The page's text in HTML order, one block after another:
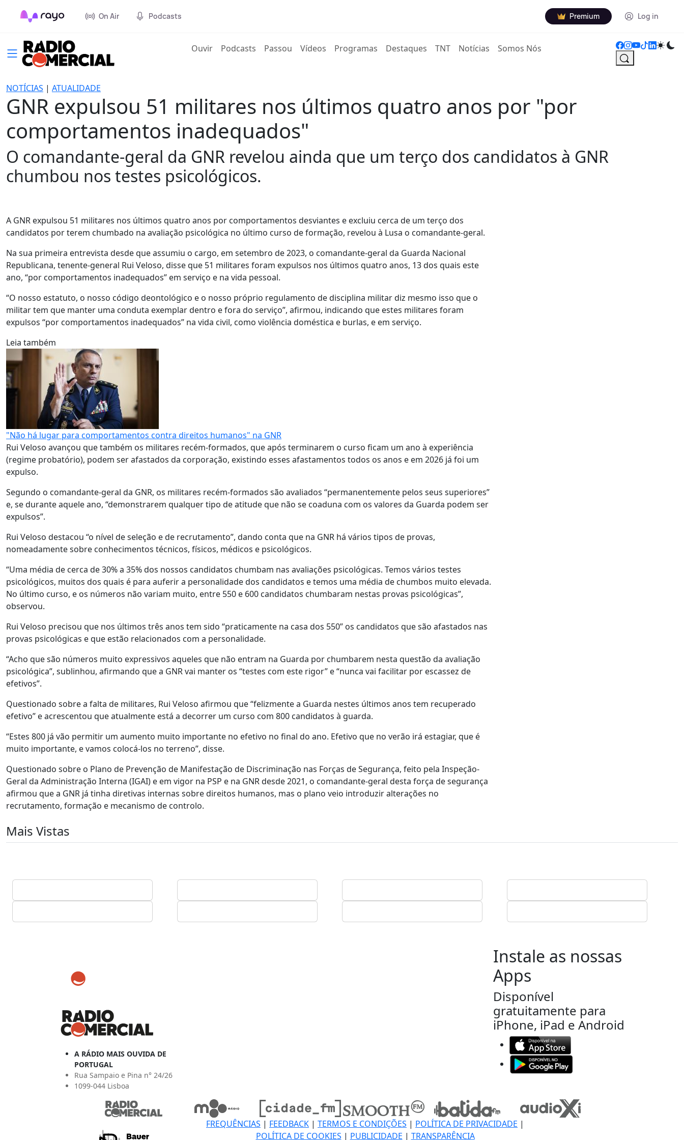
On Air Podcasts Premium Log in
Ouvir(current)
Podcasts Passou Vídeos Programas Destaques TNT Notícias Somos Nós
NOTÍCIAS | ATUALIDADE
GNR expulsou 51 militares nos últimos quatro anos por "por
comportamentos inadequados"
O comandante-geral da GNR revelou ainda que um terço dos candidatos à GNR
chumbou nos testes psicológicos.
A GNR expulsou 51 militares nos últimos quatro anos por comportamentos desviantes e excluiu cerca de um terço dos
candidatos por terem chumbado na avaliação psicológica no último curso de formação, revelou à Lusa o comandante-geral.
Na sua primeira entrevista desde que assumiu o cargo, em setembro de 2023, o comandante-geral da Guarda Nacional
Republicana, tenente-general Rui Veloso, disse que 51 militares foram expulsos nos últimos quatro anos, 13 dos quais este
ano, “por comportamentos inadequados” em serviço e na vida pessoal.
“O nosso estatuto, o nosso código deontológico e o nosso próprio regulamento de disciplina militar diz mesmo isso que o
militar tem que manter uma conduta exemplar dentro e fora do serviço”, afirmou, indicando que estes militares foram
expulsos “por comportamentos inadequados” na vida civil, como violência doméstica e burlas, e em serviço.
Leia também
"Não há lugar para comportamentos contra direitos humanos" na GNR
Rui Veloso avançou que também os militares recém-formados, que após terminarem o curso ficam um ano à experiência
(regime probatório), podem ser afastados da corporação, existindo esses afastamentos todos os anos e em 2026 já foi um
expulso.
Segundo o comandante-geral da GNR, os militares recém-formados são avaliados “permanentemente pelos seus superiores”
e, se durante aquele ano, “demonstrarem qualquer tipo de atitude que não se coaduna com os valores da Guarda podem ser
expulsos”.
Rui Veloso destacou “o nível de seleção e de recrutamento”, dando conta que na GNR há vários tipos de provas,
nomeadamente sobre conhecimentos técnicos, físicos, médicos e psicológicos.
“Uma média de cerca de 30% a 35% dos nossos candidatos chumbam nas avaliações psicológicas. Temos vários testes
psicológicos, muitos dos quais é para auferir a personalidade dos candidatos e temos uma média de chumbos muito elevada.
No último curso, e os números não variam muito, entre 550 e 600 candidatos chumbaram nestas provas psicológicas”,
observou.
Rui Veloso precisou que nos últimos três anos tem sido “praticamente na casa dos 550” os candidatos que são afastados nas
provas psicológicas e que estão relacionados com a personalidade.
“Acho que são números muito expressivos aqueles que não entram na Guarda por chumbarem nesta questão da avaliação
psicológica”, sublinhou, afirmando que a GNR vai manter os “testes com este rigor” e “nunca vai facilitar por escassez de
efetivos”.
Questionado sobre a falta de militares, Rui Veloso afirmou que “felizmente a Guarda nestes últimos anos tem recuperado
efetivo” e acrescentou que atualmente está a decorrer um curso com 800 candidatos à guarda.
“Estes 800 já vão permitir um aumento muito importante no efetivo no final do ano. Efetivo que no verão irá estagiar, que é
muito importante, e vamos colocá-los no terreno”, disse.
Questionado sobre o Plano de Prevenção de Manifestação de Discriminação nas Forças de Segurança, feito pela Inspeção-
Geral da Administração Interna (IGAI) e em vigor na PSP e na GNR desde 2021, o comandante-geral desta força de segurança
afirmou que a GNR já tinha diretivas internas sobre direitos humanos, mas o plano veio introduzir alterações no
recrutamento, formação e mecanismo de controlo.
Mais Vistas
A RÁDIO MAIS OUVIDA DE
PORTUGAL
Rua Sampaio e Pina n° 24/26
1099-044 Lisboa
Instale as nossas
Apps
Disponível
gratuitamente para
iPhone, iPad e Android
FREQUÊNCIAS | FEEDBACK | TERMOS E CONDIÇÕES | POLÍTICA DE PRIVACIDADE |
POLÍTICA DE COOKIES | PUBLICIDADE | TRANSPARÊNCIA